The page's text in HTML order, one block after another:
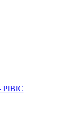
PIBIC